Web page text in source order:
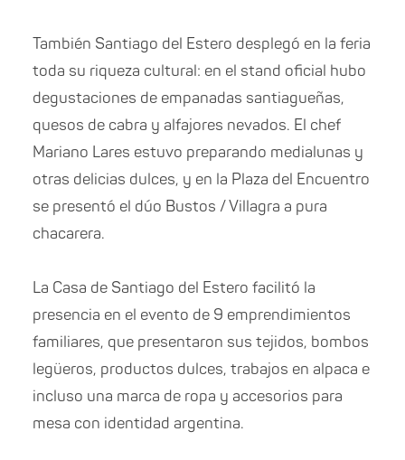
También Santiago del Estero desplegó en la feria
toda su riqueza cultural: en el stand oficial hubo
degustaciones de empanadas santiagueñas,
quesos de cabra y alfajores nevados. El chef
Mariano Lares estuvo preparando medialunas y
otras delicias dulces, y en la Plaza del Encuentro
se presentó el dúo Bustos / Villagra a pura
chacarera.
La Casa de Santiago del Estero facilitó la
presencia en el evento de 9 emprendimientos
familiares, que presentaron sus tejidos, bombos
legüeros, productos dulces, trabajos en alpaca e
incluso una marca de ropa y accesorios para
mesa con identidad argentina.